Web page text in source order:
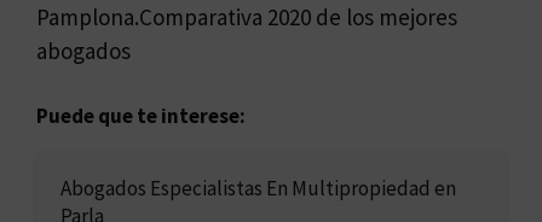
Pamplona.Comparativa 2020 de los mejores
abogados
Puede que te interese:
Abogados Especialistas En Multipropiedad en
Parla